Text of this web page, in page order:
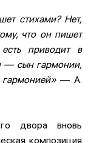
стихами? Нет,
что он пишет
приводит в
— сын гармонии,
— А.
двора вновь
композиция